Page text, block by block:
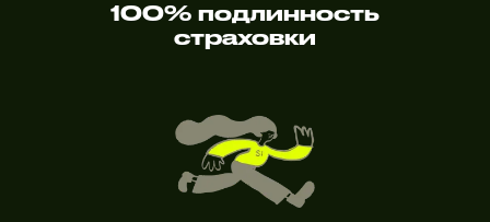
100% подлинность
страховки